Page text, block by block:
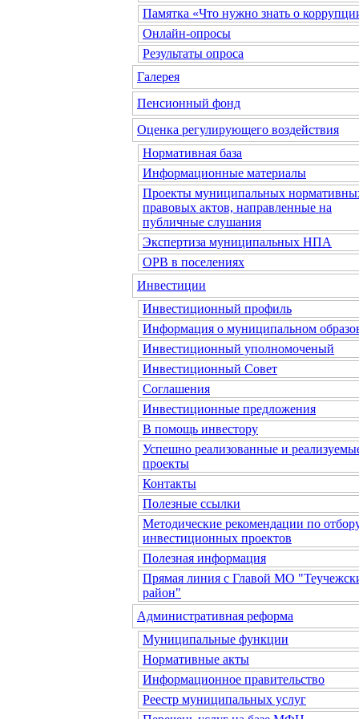
Памятка «Что нужно знать о
Онлайн-опросы
Результаты опроса
Галерея
Пенсионный фонд
Оценка регулирующего воздействия
Нормативная база
Информационные материалы
Проекты муниципальных
правовых актов, направленные на
публичные слушания
Экспертиза муниципальных НПА
ОРВ в поселениях
Инвестиции
Инвестиционный профиль
Информация о муниципальном
Инвестиционный уполномоченый
Инвестиционный Совет
Соглашения
Инвестиционные предложения
В помощь инвестору
Успешно реализованные и
проекты
Контакты
Полезные ссылки
Методические рекомендации по
инвестиционных проектов
Полезная информация
Прямая линия с Главой МО
район"
Административная реформа
Муниципальные функции
Нормативные акты
Информационное правительство
Реестр муниципальных услуг